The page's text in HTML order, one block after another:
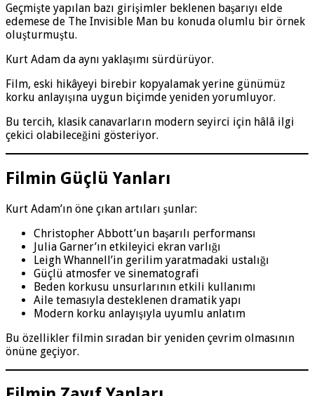
Geçmişte yapılan bazı girişimler beklenen başarıyı elde
edemese de The Invisible Man bu konuda olumlu bir örnek
oluşturmuştu.
Kurt Adam da aynı yaklaşımı sürdürüyor.
Film, eski hikâyeyi birebir kopyalamak yerine günümüz
korku anlayışına uygun biçimde yeniden yorumluyor.
Bu tercih, klasik canavarların modern seyirci için hâlâ ilgi
çekici olabileceğini gösteriyor.
Filmin Güçlü Yanları
Kurt Adam’ın öne çıkan artıları şunlar:
Christopher Abbott’un başarılı performansı
Julia Garner’ın etkileyici ekran varlığı
Leigh Whannell’in gerilim yaratmadaki ustalığı
Güçlü atmosfer ve sinematografi
Beden korkusu unsurlarının etkili kullanımı
Aile temasıyla desteklenen dramatik yapı
Modern korku anlayışıyla uyumlu anlatım
Bu özellikler filmin sıradan bir yeniden çevrim olmasının
önüne geçiyor.